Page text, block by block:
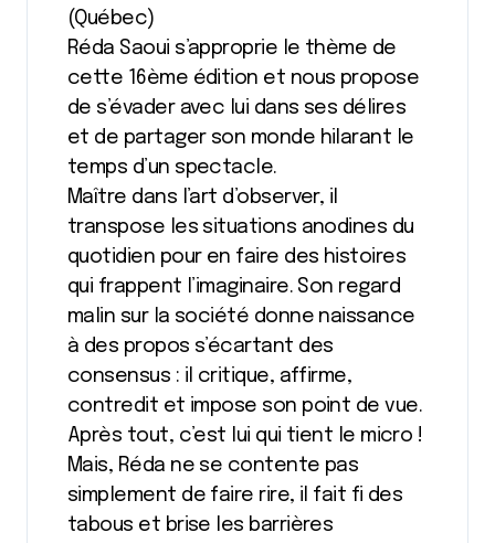
(Québec)
Réda Saoui s’approprie le thème de
cette 16ème édition et nous propose
de s’évader avec lui dans ses délires
et de partager son monde hilarant le
temps d’un spectacle.
Maître dans l’art d’observer, il
transpose les situations anodines du
quotidien pour en faire des histoires
qui frappent l’imaginaire. Son regard
malin sur la société donne naissance
à des propos s’écartant des
consensus : il critique, affirme,
contredit et impose son point de vue.
Après tout, c’est lui qui tient le micro !
Mais, Réda ne se contente pas
simplement de faire rire, il fait fi des
tabous et brise les barrières